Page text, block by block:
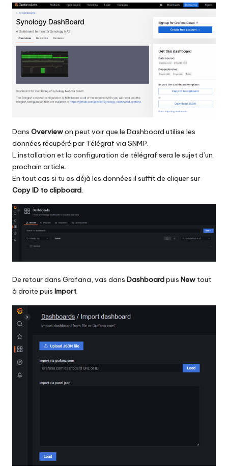
Dans Overviewon peut voir que le Dashboard utilise les
données récupéré par Télégraf via SNMP.
L’installation et la configuration de télégraf sera le sujet d’un
prochain article.
En tout cas si tu as déjà les données il suffit de cliquer sur
Copy ID to clipboard.
De retour dans Grafana, vas dans Dashboardpuis New tout
à droite puis Import.